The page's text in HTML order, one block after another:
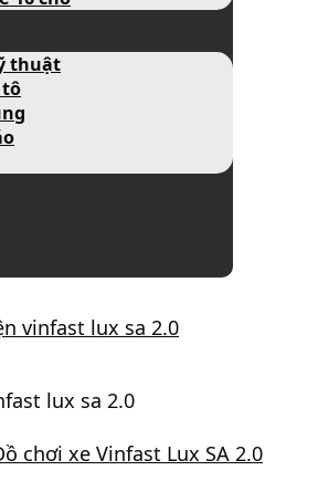
thuật
chơi xe Vinfast Lux SA 2.0